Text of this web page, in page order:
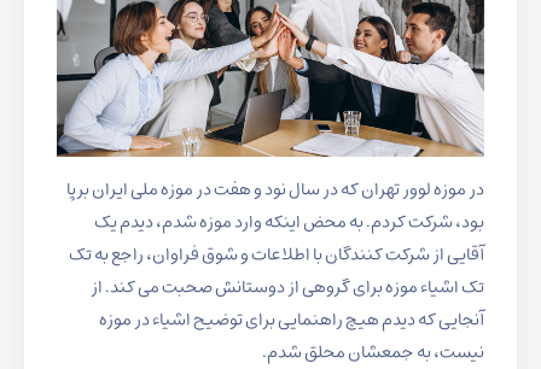
در موزه لوور تهران که در سال نود و هفت در موزه ملی ایران برپا
بود، شرکت کردم. به محض اینکه وارد موزه شدم، دیدم یک
آقایی از شرکت کنندگان با اطلاعات و شوق فراوان، راجع به تک
تک اشیاء موزه برای گروهی از دوستانش صحبت می کند. از
آنجایی که دیدم هیچ راهنمایی برای توضیح اشیاء در موزه
نیست، به جمعشان محلق شدم.